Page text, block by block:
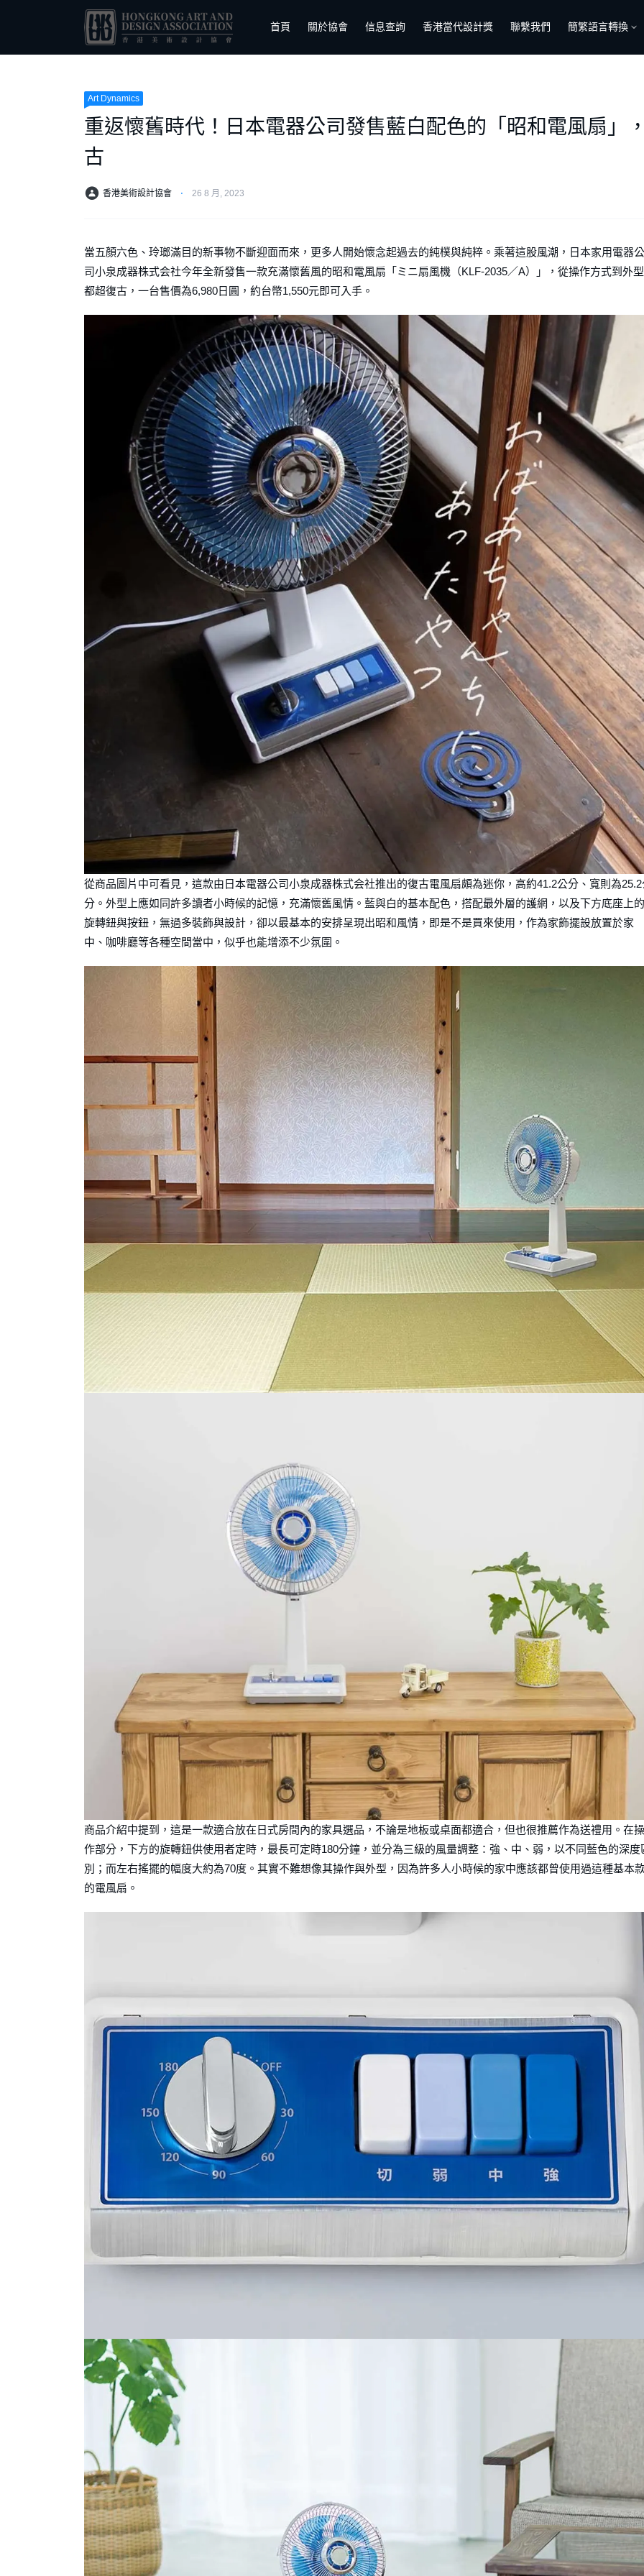
首頁 關於協會 信息查詢 香港當代設計獎 聯繫我們 簡繁語言轉換
Art Dynamics
重返懷舊時代！日本電器公司發售藍白配色的「昭和電風扇」
古
香港美術設計協會 ⋅ 26 8 月, 2023
當五顏六色、玲瑯滿目的新事物不斷迎面而來，更多人開始懷念起過去的純樸與純粹。乘著這股風潮，日本家用電器公
司小泉成器株式会社今年全新發售一款充滿懷舊風的昭和電風扇「ミニ扇風機（KLF-2035／A）」，從操作方式到外型
都超復古，一台售價為6,980日圓，約台幣1,550元即可入手。
從商品圖片中可看見，這款由日本電器公司小泉成器株式会社推出的復古電風扇頗為迷你，高約41.2公分、寬則為25.2
分。外型上應如同許多讀者小時候的記憶，充滿懷舊風情。藍與白的基本配色，搭配最外層的護網，以及下方底座上的
旋轉鈕與按鈕，無過多裝飾與設計，卻以最基本的安排呈現出昭和風情，即是不是買來使用，作為家飾擺設放置於家
中、咖啡廳等各種空間當中，似乎也能增添不少氛圍。
商品介紹中提到，這是一款適合放在日式房間內的家具選品，不論是地板或桌面都適合，但也很推薦作為送禮用。在操
作部分，下方的旋轉鈕供使用者定時，最長可定時180分鐘，並分為三級的風量調整：強、中、弱，以不同藍色的深度
別；而左右搖擺的幅度大約為70度。其實不難想像其操作與外型，因為許多人小時候的家中應該都曾使用過這種基本
的電風扇。